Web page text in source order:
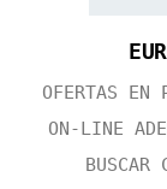
OFERTAS EN
ON-LINE
BUSCAR